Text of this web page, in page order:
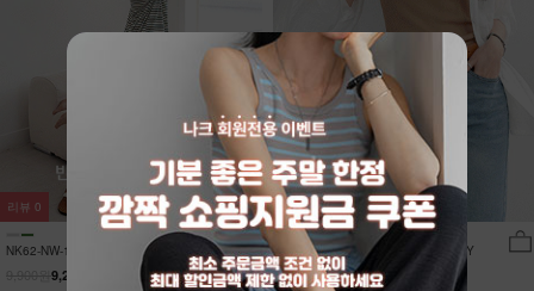
NK62-NW-11/유포니 반팔+반바지 홈웨
9,210원
리뷰 0
NK62-TS-32/일루민 뒤트임 셔츠_DY
7%
20,370원
21,900원
리뷰15